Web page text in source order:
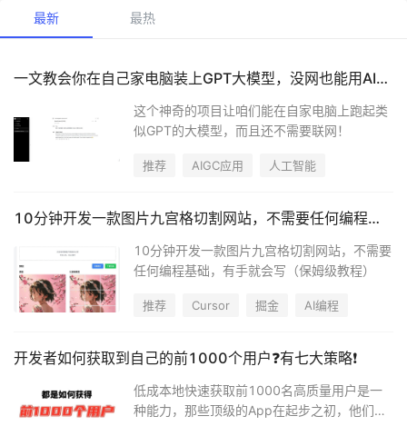
最新 最热
一文教会你在自己家电脑装上GPT大模型，没网也能用AI，GitHub 45.2K Star！【保姆级教程】
这个神奇的项目让咱们能在自家电脑上跑起类
似GPT的大模型，而且还不需要联网！
推荐 AIGC应用 人工智能
10分钟开发一款图片九宫格切割网站，不需要任何编程基础，有手就会写（保姆级教程）
10分钟开发一款图片九宫格切割网站，不需要
任何编程基础，有手就会写（保姆级教程）
推荐 Cursor 掘金 AI编程
开发者如何获取到自己的前1000个用户❓有七大策略❗️
低成本地快速获取前1000名高质量用户是一
种能力，那些顶级的App在起步之初，他们的